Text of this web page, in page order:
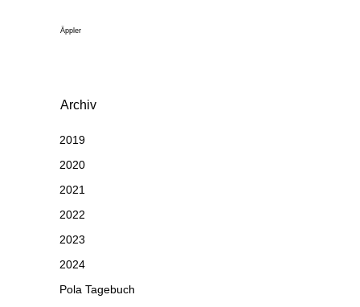
Äppler
Archiv
2019
2020
2021
2022
2023
2024
Pola Tagebuch